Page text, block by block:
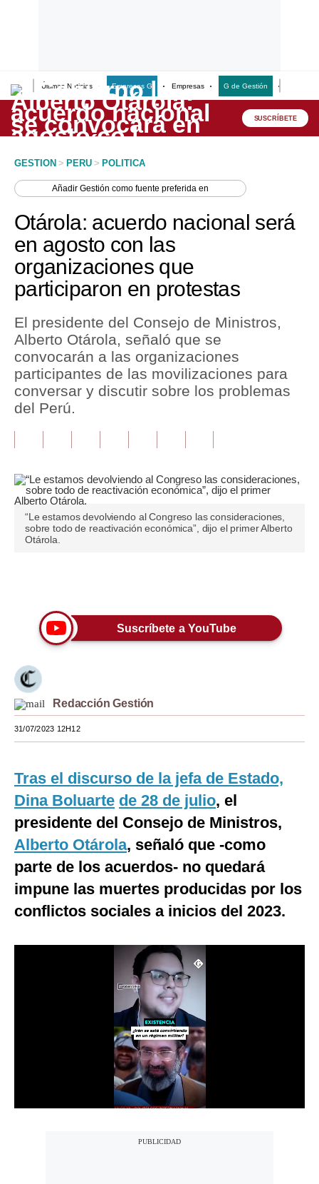
Últimas Noticias Empresas G Empresas G de Gestión
Lo último
Peru Quiosco
Economía
Mercados
Perú
Política
Tu Dinero
Finanzas Personales
Inmobiliarias
Plus G
Editorial
Pregunta de hoy
Blogs
Viajes
Estilos
Mundo
EEUU
México
España
Internacional
Tecnología
Club del Suscriptor
Mix
G de Gestión
SUSCRÍBETE
GESTION > PERU > POLITICA
AñadirGestión como fuente preferida en
Otárola: acuerdo nacional será
en agosto con las
organizaciones que
participaron en protestas
El presidente del Consejo de Ministros,
Alberto Otárola, señaló que se
convocarán a las organizaciones
participantes de las movilizaciones para
conversar y discutir sobre los problemas
del Perú.
“Le estamos devolviendo al Congreso las consideraciones,
sobre todo de reactivación económica”, dijo el primer Alberto
Otárola.
Suscríbete a YouTube
Redacción Gestión
31/07/2023 12H12
Tras el discurso de la jefa de Estado,
Dina Boluarte de 28 de julio, el
presidente del Consejo de Ministros,
Alberto Otárola, señaló que -como
parte de los acuerdos- no quedará
impune las muertes producidas por los
conflictos sociales a inicios del 2023.